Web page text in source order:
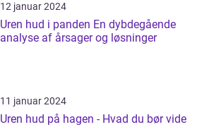
12 januar 2024
Uren hud i panden En dybdegående
analyse af årsager og løsninger
11 januar 2024
Uren hud på hagen - Hvad du bør vide